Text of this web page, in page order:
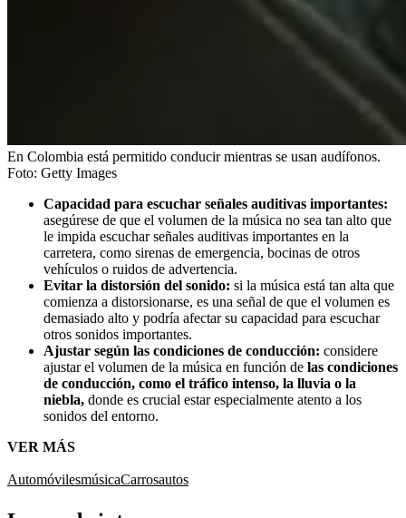
En Colombia está permitido conducir mientras se usan audífonos.
Foto: Getty Images
Capacidad para escuchar señales auditivas importantes:
asegúrese de que el volumen de la música no sea tan alto que
le impida escuchar señales auditivas importantes en la
carretera, como sirenas de emergencia, bocinas de otros
vehículos o ruidos de advertencia.
Evitar la distorsión del sonido: si la música está tan alta que
comienza a distorsionarse, es una señal de que el volumen es
demasiado alto y podría afectar su capacidad para escuchar
otros sonidos importantes.
Ajustar según las condiciones de conducción: considere
ajustar el volumen de la música en función de las condiciones
de conducción, como el tráfico intenso, la lluvia o la
niebla, donde es crucial estar especialmente atento a los
sonidos del entorno.
VER MÁS
AutomóvilesmúsicaCarrosautos